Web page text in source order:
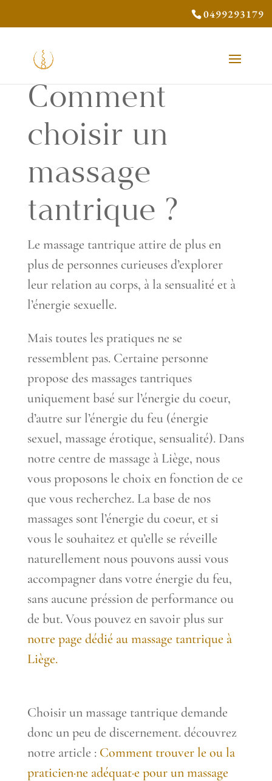
0499293179
Comment
choisir un
massage
tantrique ?
Le massage tantrique attire de plus en
plus de personnes curieuses d’explorer
leur relation au corps, à la sensualité et à
l’énergie sexuelle.
Mais toutes les pratiques ne se
ressemblent pas. Certaine personne
propose des massages tantriques
uniquement basé sur l’énergie du coeur,
d’autre sur l’énergie du feu (énergie
sexuel, massage érotique, sensualité). Dans
notre centre de massage à Liège, nous
vous proposons le choix en fonction de ce
que vous recherchez. La base de nos
massages sont l’énergie du coeur, et si
vous le souhaitez et qu’elle se réveille
naturellement nous pouvons aussi vous
accompagner dans votre énergie du feu,
sans aucune préssion de performance ou
de but. Vous pouvez en savoir plus sur
notre page dédié au massage tantrique à
Liège.
Choisir un massage tantrique demande
donc un peu de discernement. découvrez
notre article : Comment trouver le ou la
praticien·ne adéquat·e pour un massage